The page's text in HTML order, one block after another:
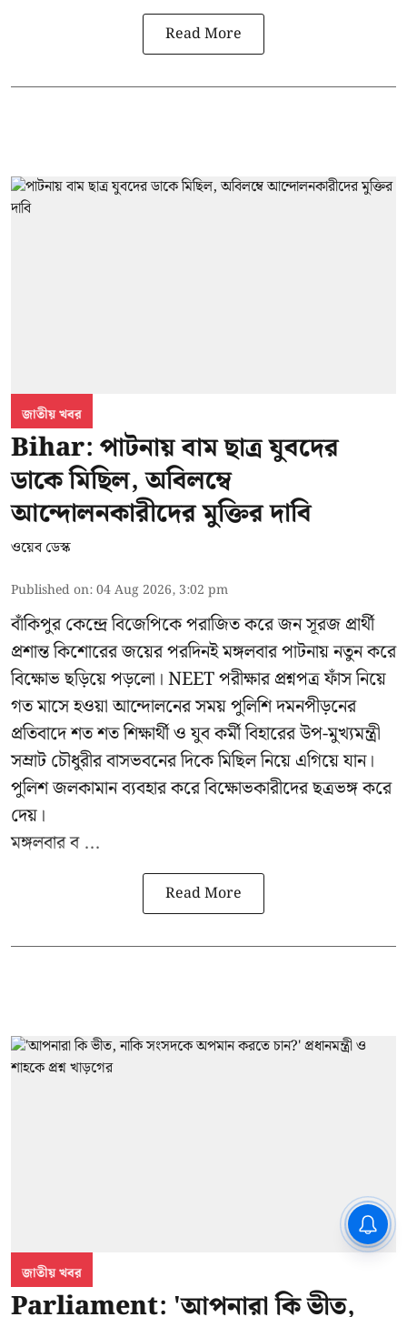
Read More
জাতীয় খবর
Bihar: পাটনায় বাম ছাত্র যুবদের
ডাকে মিছিল, অবিলম্বে
আন্দোলনকারীদের মুক্তির দাবি
ওয়েব ডেস্ক
Published on:04 Aug 2026, 3:02 pm
বাঁকিপুর কেন্দ্রে বিজেপিকে পরাজিত করে জন সূরজ প্রার্থী
প্রশান্ত কিশোরের জয়ের পরদিনই মঙ্গলবার পাটনায় নতুন করে
বিক্ষোভ ছড়িয়ে পড়লো। NEET পরীক্ষার প্রশ্নপত্র ফাঁস নিয়ে
গত মাসে হওয়া আন্দোলনের সময় পুলিশি দমনপীড়নের
প্রতিবাদে শত শত শিক্ষার্থী ও যুব কর্মী বিহারের উপ-মুখ্যমন্ত্রী
সম্রাট চৌধুরীর বাসভবনের দিকে মিছিল নিয়ে এগিয়ে যান।
পুলিশ জলকামান ব্যবহার করে বিক্ষোভকারীদের ছত্রভঙ্গ করে
দেয়।
মঙ্গলবার ব ...
Read More
জাতীয় খবর
Parliament: 'আপনারা কি ভীত,